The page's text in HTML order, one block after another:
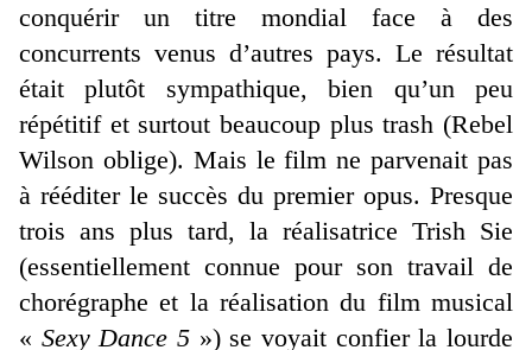
conquérir un titre mondial face à des
concurrents venus d’autres pays. Le résultat
était plutôt sympathique, bien qu’un peu
répétitif et surtout beaucoup plus trash (Rebel
Wilson oblige). Mais le film ne parvenait pas
à rééditer le succès du premier opus. Presque
trois ans plus tard, la réalisatrice Trish Sie
(essentiellement connue pour son travail de
chorégraphe et la réalisation du film musical
« Sexy Dance 5 ») se voyait confier la lourde